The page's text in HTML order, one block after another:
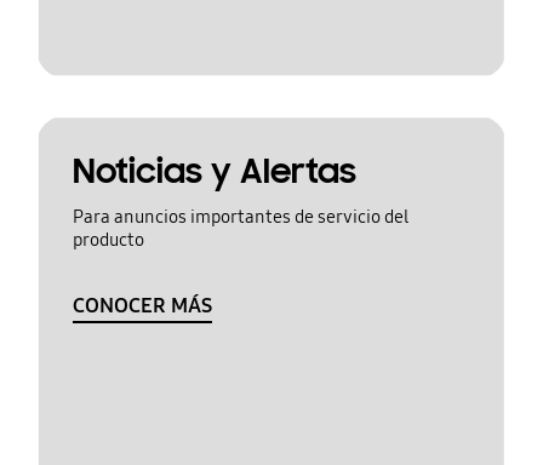
Noticias y Alertas
Para anuncios importantes de servicio del
producto
CONOCER MÁS